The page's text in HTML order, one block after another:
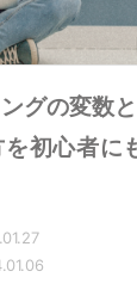
グの変数
を初心者に